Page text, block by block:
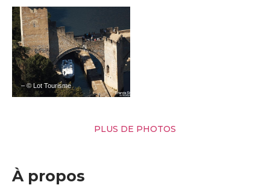
– © Lot Tourisme
PLUS DE PHOTOS
À propos